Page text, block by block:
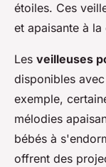
étoiles. Ces
et apaisante à
Les veilleuses
disponibles
exemple,
mélodies
bébés à
offrent des